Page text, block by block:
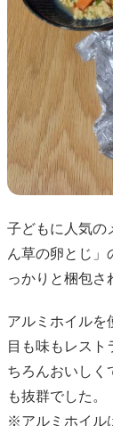
子どもに人気の
ん草の卵とじ」
っかりと梱包さ
アルミホイルを
目も味もレスト
ちろんおいしく
も抜群でした。
※アルミホイル